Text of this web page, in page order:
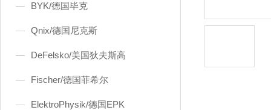
BYK/德国毕克
Qnix/德国尼克斯
DeFelsko/美国狄夫斯高
Fischer/德国菲希尔
ElektroPhysik/德国EPK